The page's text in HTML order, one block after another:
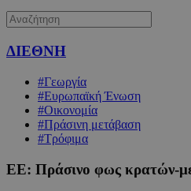
ΔΙΕΘΝΗ
#Γεωργία
#Ευρωπαϊκή Ένωση
#Οικονομία
#Πράσινη μετάβαση
#Τρόφιμα
ΕΕ: Πράσινο φως κρατών-